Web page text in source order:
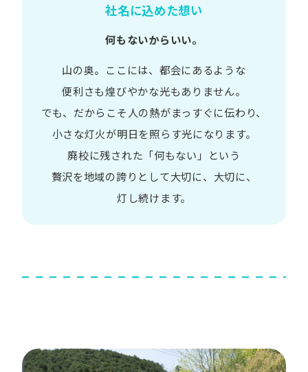
社名に込めた想い
何もないからいい。
山の​奥。​ここには、​都会に​あるような​
便利さも煌びやかな​光も​ありません。​
でも、​だから​こそ 人の​熱が​まっすぐに​伝わり、
小さな​灯火が​明日を​照らす光に​なります。
廃校に​残された​「何も​ない」と​いう​
贅沢を地域の​誇りと​して大切に、​大切に、​
灯し続けます。​